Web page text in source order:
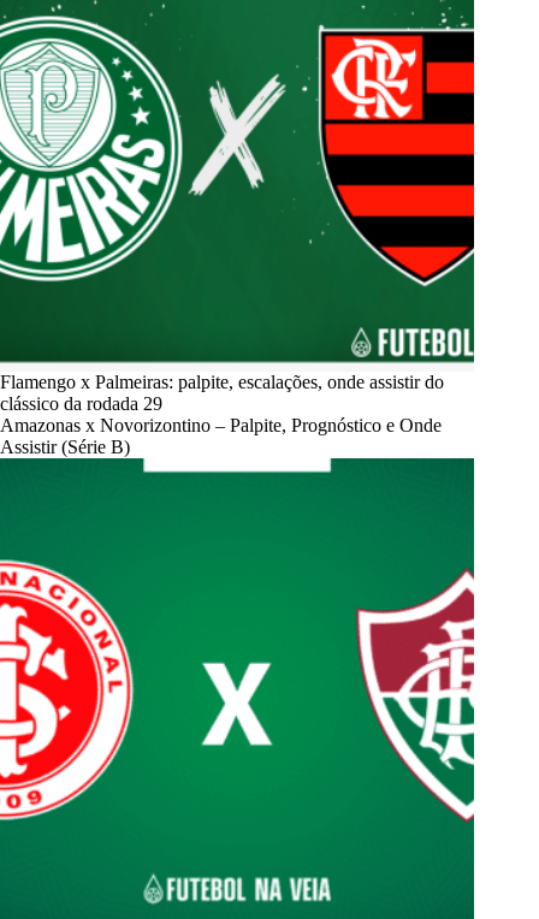
Flamengo x Palmeiras: palpite, escalações, onde assistir do
clássico da rodada 29
Amazonas x Novorizontino – Palpite, Prognóstico e Onde
Assistir (Série B)